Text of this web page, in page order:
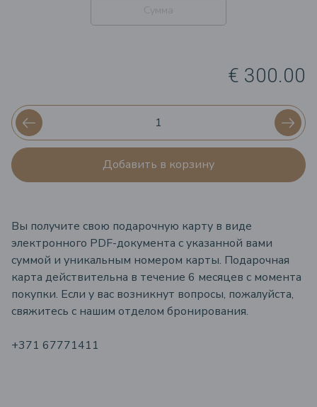
€ 300.00
Добавить в корзину
Вы получите свою подарочную карту в виде
электронного PDF-документа с указанной вами
суммой и уникальным номером карты. Подарочная
карта действительна в течение 6 месяцев с момента
покупки. Если у вас возникнут вопросы, пожалуйста,
свяжитесь с нашим отделом бронирования.
+371 67771411